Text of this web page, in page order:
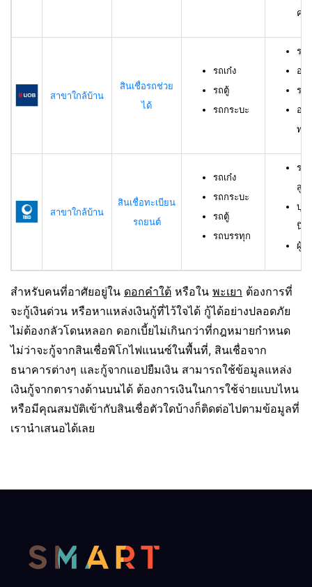
คร
สาขาใกล้บ้าน
สินเชื่อรถช่วย
ได้
รถเก๋ง
รถตู้
รถกระบะ
รถ
อา
รา
อา
ทด
สาขาใกล้บ้าน
สินเชื่อทะเบียน
รถยนต์
รถเก๋ง
รถกระบะ
รถตู้
รถบรรทุก
รถ
สูง
บุค
นิติ
ผู้กู้
สำหรับคนที่อาศัยอยู่ใน ดอกคำใต้ หรือใน พะเยา ต้องการที่
จะกู้เงินด่วน หรือหาแหล่งเงินกู้ที่ไว้ใจได้ กู้ได้อย่างปลอดภัย
ไม่ต้องกลัวโดนหลอก ดอกเบี้ยไม่เกินกว่าที่กฎหมายกำหนด
ไม่ว่าจะกู้จากสินเชื่อพิโกไฟแนนซ์ในพื้นที่, สินเชื่อจาก
ธนาคารต่างๆ และกู้จากแอปยืมเงิน สามารถใช้ข้อมูลแหล่ง
เงินกู้จากตารางด้านบนได้ ต้องการเงินในการใช้จ่ายแบบไหน
หรือมีคุณสมบัติเข้ากับสินเชื่อตัวใดบ้างก็ติดต่อไปตามข้อมูลที่
เรานำเสนอได้เลย